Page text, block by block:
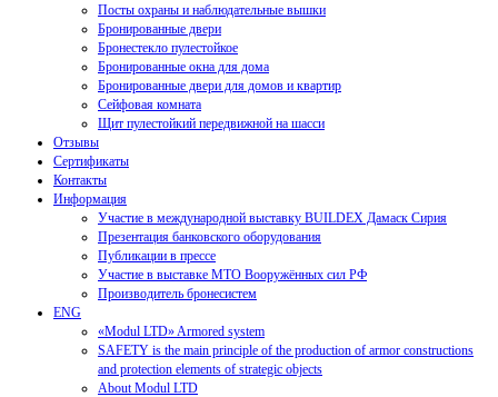
Посты охраны и наблюдательные вышки
Бронированные двери
Бронестекло пулестойкое
Бронированные окна для дома
Бронированные двери для домов и квартир
Сейфовая комната
Щит пулестойкий передвижной на шасси
Отзывы
Сертификаты
Контакты
Информация
Участие в международной выставку BUILDEX Дамаск Сирия
Презентация банковского оборудования
Публикации в прессе
Участие в выставке МТО Вооружённых сил РФ
Производитель бронесистем
ENG
«Modul LTD» Armored system
SAFETY is the main principle of the production of armor constructions
and protection elements of strategic objects
About Modul LTD